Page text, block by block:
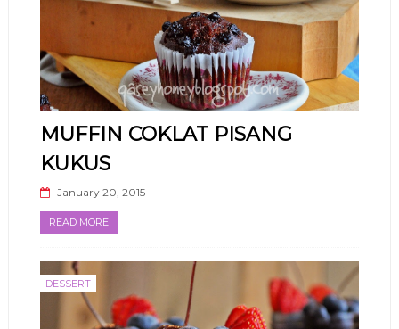
MUFFIN COKLAT PISANG
KUKUS
January 20, 2015
READ MORE
DESSERT